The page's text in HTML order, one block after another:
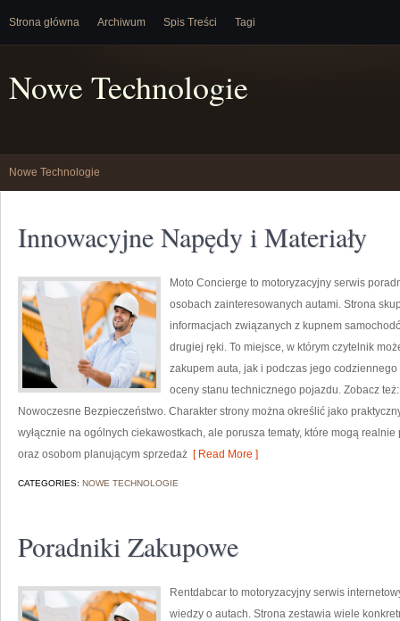
Strona główna Archiwum Spis Treści Tagi
Nowe Technologie
Nowe Technologie
Innowacyjne Napędy i Materiały
Moto Concierge to motoryzacyjny serwis
osobach zainteresowanych autami. Strona
informacjach związanych z kupnem
drugiej ręki. To miejsce, w którym czytelnik
zakupem auta, jak i podczas jego
oceny stanu technicznego pojazdu. Zobacz
Nowoczesne Bezpieczeństwo. Charakter strony można określić jako
wyłącznie na ogólnych ciekawostkach, ale porusza tematy, które mogą
oraz osobom planującym sprzedaż [ Read More ]
CATEGORIES: NOWE TECHNOLOGIE
Poradniki Zakupowe
Rentdabcar to motoryzacyjny serwis
wiedzy o autach. Strona zestawia wiele